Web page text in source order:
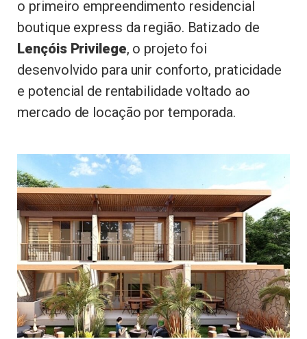
o primeiro empreendimento residencial
boutique express da região. Batizado de
Lençóis Privilege, o projeto foi
desenvolvido para unir conforto, praticidade
e potencial de rentabilidade voltado ao
mercado de locação por temporada.